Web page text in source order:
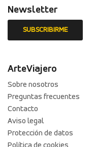
Newsletter
ArteViajero
Sobre nosotros
Preguntas frecuentes
Contacto
Aviso legal
Protección de datos